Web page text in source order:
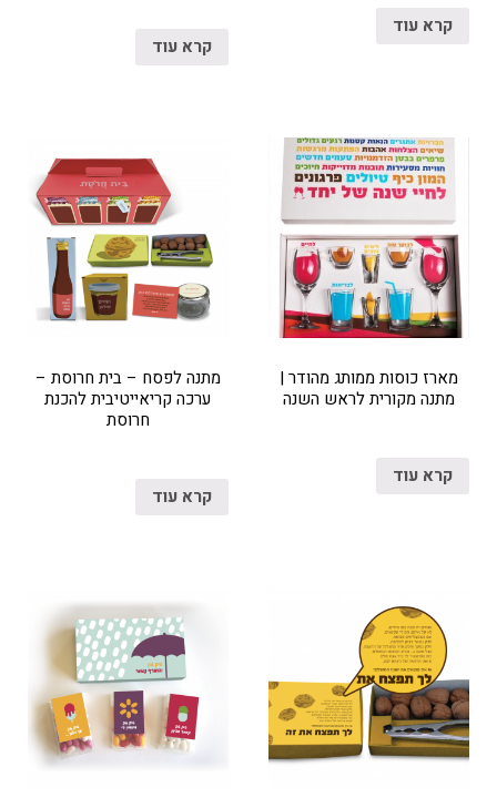
קרא עוד
קרא עוד
מארז כוסות ממותג מהודר |
מתנה מקורית לראש השנה
קרא עוד
מתנה לפסח – בית חרוסת –
ערכה קריאייטיבית להכנת
חרוסת
קרא עוד